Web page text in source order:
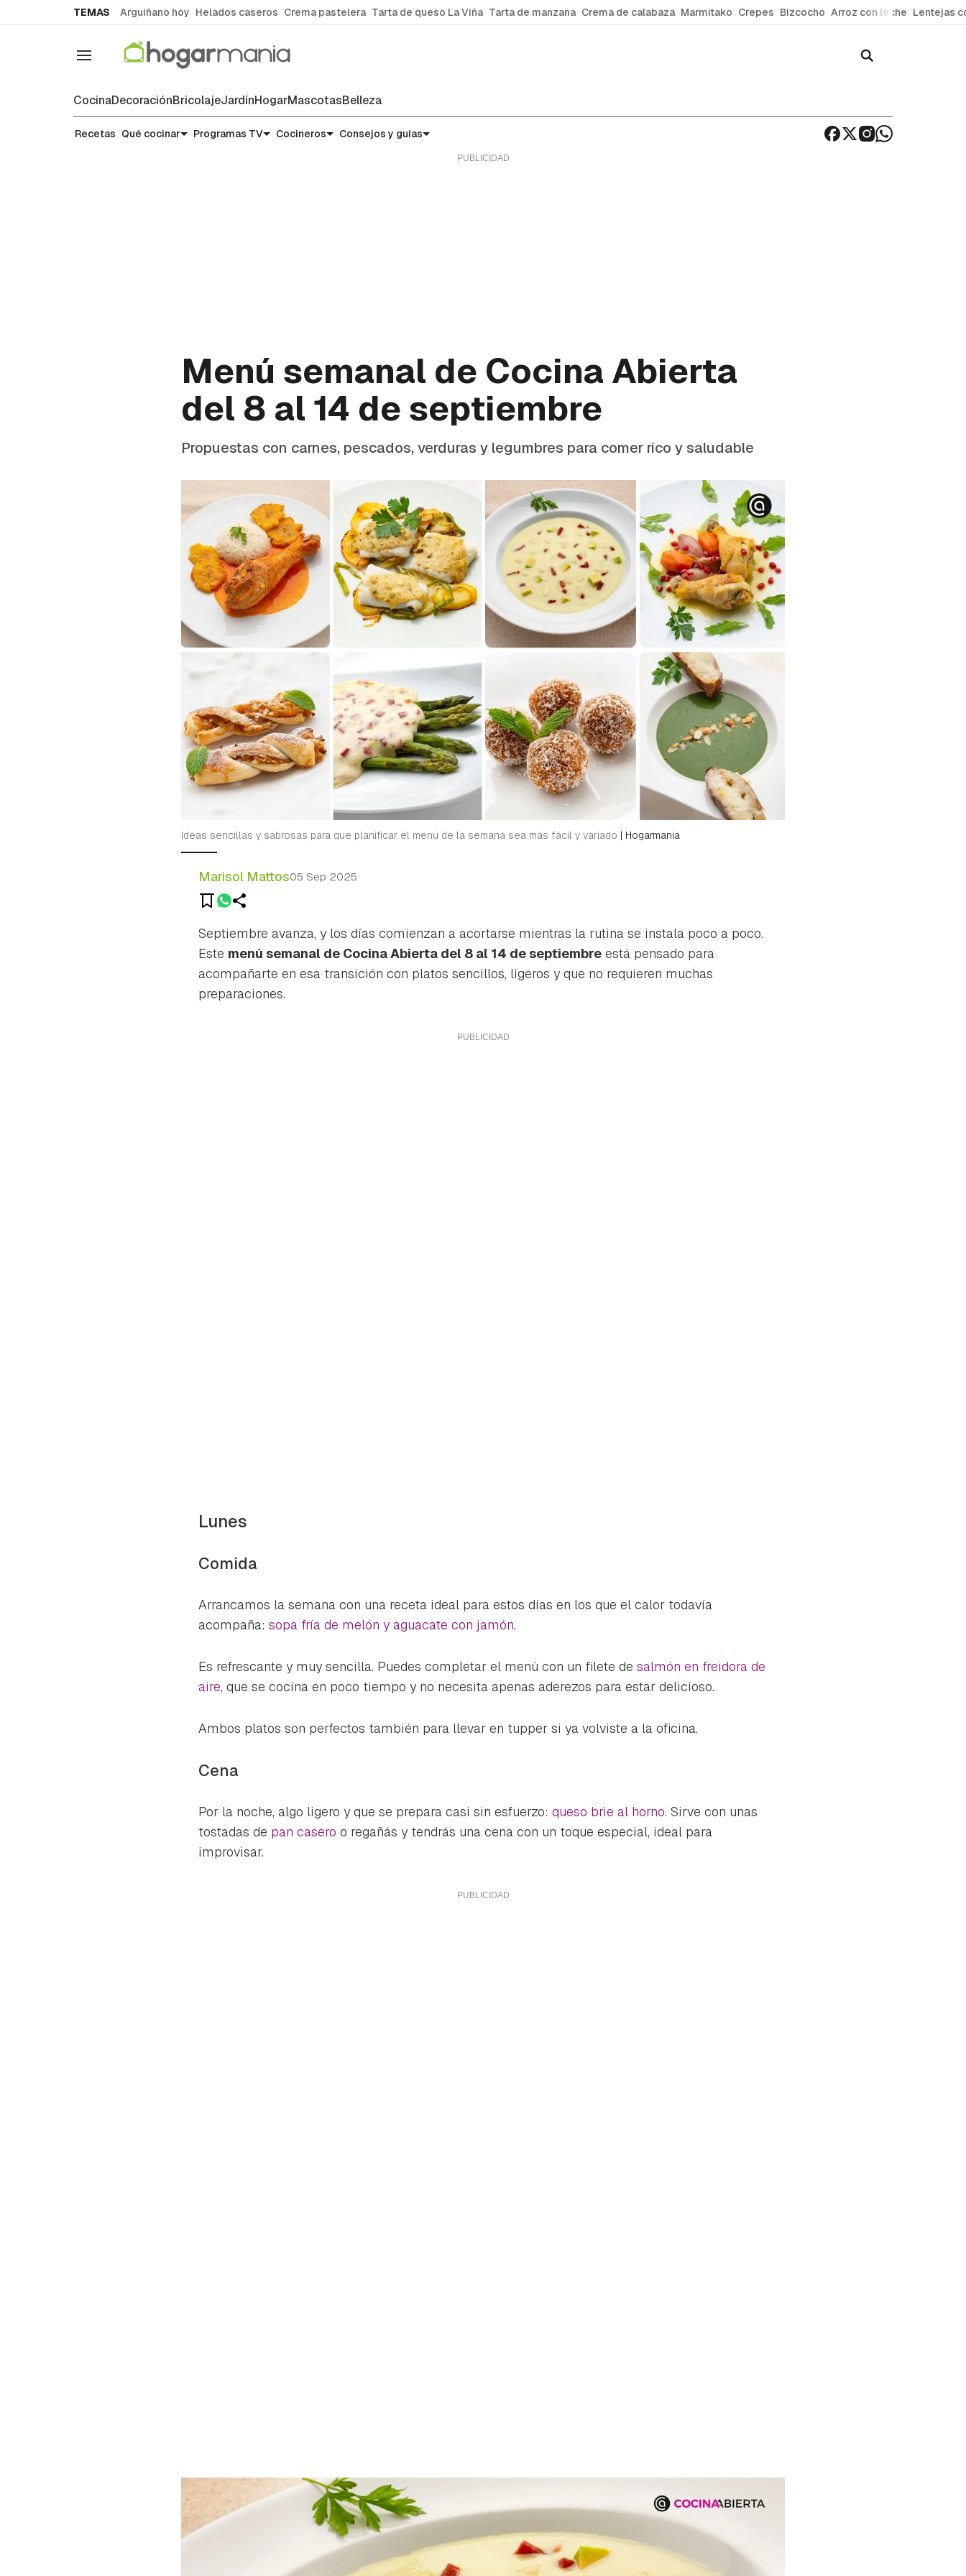
TEMAS Arguiñano hoy Helados caseros Crema pastelera Tarta de queso La Viña Tarta de manzana Crema de calabaza Marmitako Crepes Bizcocho Arroz con leche Lentejas
Navegación
CocinaDecoraciónBricolajeJardínHogarMascotasBelleza
Noticias y tendencias gastronómicas
Recetas Qué cocinar Programas TV Cocineros Consejos y guías
Menú semanal de Cocina Abierta
del 8 al 14 de septiembre
Propuestas con carnes, pescados, verduras y legumbres para comer rico y saludable
Ideas sencillas y sabrosas para que planificar el menú de la semana sea más fácil y variado | Hogarmania
Marisol Mattos05 Sep 2025
Para poder guardar como favorito, primero has de iniciar sesión con tu
Septiembre avanza, y los días comienzan a acortarse mientras la rutina se instala poco a poco.
Este menú semanal de Cocina Abierta del 8 al 14 de septiembre está pensado para
acompañarte en esa transición con platos sencillos, ligeros y que no requieren muchas
preparaciones.
Lunes
Comida
Arrancamos la semana con una receta ideal para estos días en los que el calor todavía
acompaña: sopa fría de melón y aguacate con jamón.
Es refrescante y muy sencilla. Puedes completar el menú con un filete de salmón en freidora de
aire, que se cocina en poco tiempo y no necesita apenas aderezos para estar delicioso.
Ambos platos son perfectos también para llevar en tupper si ya volviste a la oficina.
Cena
Por la noche, algo ligero y que se prepara casi sin esfuerzo: queso brie al horno. Sirve con unas
tostadas de pan casero o regañás y tendrás una cena con un toque especial, ideal para
improvisar.
Gracias por suscribirte a nuestro boletín.